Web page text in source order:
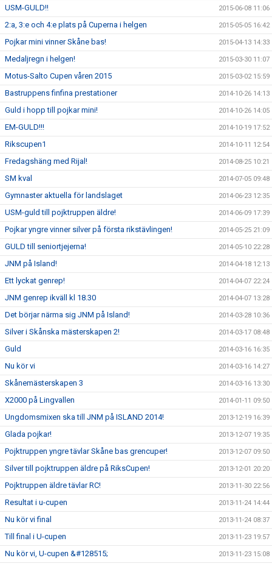
USM-GULD!! 2015-06-08 11:06
2:a, 3:e och 4:e plats på Cuperna i helgen 2015-05-05 16:42
Pojkar mini vinner Skåne bas! 2015-04-13 14:33
Medaljregn i helgen! 2015-03-30 11:07
Motus-Salto Cupen våren 2015 2015-03-02 15:59
Bastruppens finfina prestationer 2014-10-26 14:13
Guld i hopp till pojkar mini! 2014-10-26 14:05
EM-GULD!!! 2014-10-19 17:52
Rikscupen1 2014-10-11 12:54
Fredagshäng med Rijal! 2014-08-25 10:21
SM kval 2014-07-05 09:48
Gymnaster aktuella för landslaget 2014-06-23 12:35
USM-guld till pojktruppen äldre! 2014-06-09 17:39
Pojkar yngre vinner silver på första rikstävlingen! 2014-05-25 21:09
GULD till seniortjejerna! 2014-05-10 22:28
JNM på Island! 2014-04-18 12:13
Ett lyckat genrep! 2014-04-07 22:24
JNM genrep ikväll kl 18.30 2014-04-07 13:28
Det börjar närma sig JNM på Island! 2014-03-28 10:36
Silver i Skånska mästerskapen 2! 2014-03-17 08:48
Guld 2014-03-16 16:35
Nu kör vi 2014-03-16 14:27
Skånemästerskapen 3 2014-03-16 13:30
X2000 på Lingvallen 2014-01-11 09:50
Ungdomsmixen ska till JNM på ISLAND 2014! 2013-12-19 16:39
Glada pojkar! 2013-12-07 19:35
Pojktruppen yngre tävlar Skåne bas grencuper! 2013-12-07 09:50
Silver till pojktruppen äldre på RiksCupen! 2013-12-01 20:20
Pojktruppen äldre tävlar RC! 2013-11-30 22:56
Resultat i u-cupen 2013-11-24 14:44
Nu kör vi final 2013-11-24 08:37
Till final i U-cupen 2013-11-23 19:57
Nu kör vi, U-cupen &#128515; 2013-11-23 15:08